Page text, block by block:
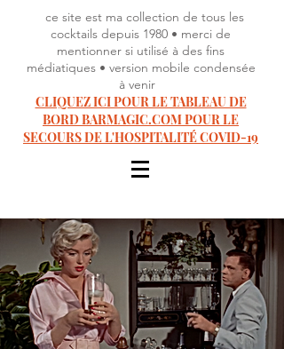
ce site est ma collection de tous les
cocktails depuis 1980 • merci de
mentionner si utilisé à des fins
médiatiques • version mobile condensée
à venir
CLIQUEZ ICI POUR LE TABLEAU DE
BORD BARMAGIC.COM POUR LE
SECOURS DE L'HOSPITALITÉ COVID-19